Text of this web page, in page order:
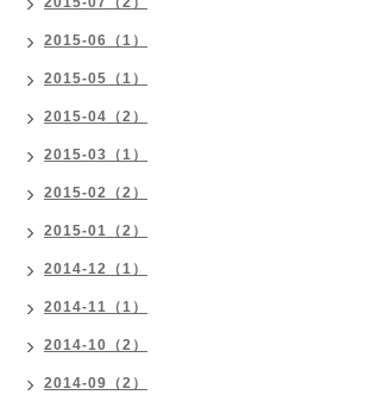
2015-06（1）
2015-05（1）
2015-04（2）
2015-03（1）
2015-02（2）
2015-01（2）
2014-12（1）
2014-11（1）
2014-10（2）
2014-09（2）